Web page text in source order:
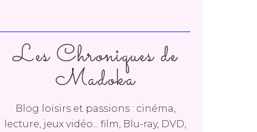
Les Chroniques de
Madoka
Blog loisirs et passions : cinéma,
lecture, jeux vidéo... film, Blu-ray, DVD,